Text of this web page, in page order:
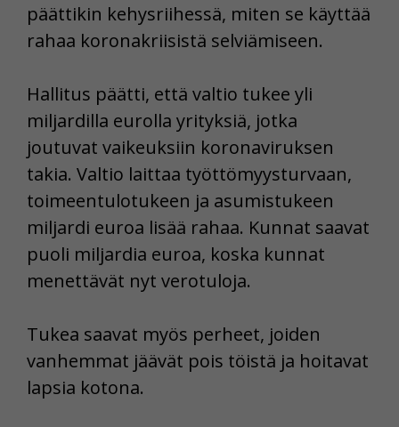
päättikin kehysriihessä, miten se käyttää
rahaa koronakriisistä selviämiseen.
Hallitus päätti, että valtio tukee yli
miljardilla eurolla yrityksiä, jotka
joutuvat vaikeuksiin koronaviruksen
takia. Valtio laittaa työttömyysturvaan,
toimeentulotukeen ja asumistukeen
miljardi euroa lisää rahaa. Kunnat saavat
puoli miljardia euroa, koska kunnat
menettävät nyt verotuloja.
Tukea saavat myös perheet, joiden
vanhemmat jäävät pois töistä ja hoitavat
lapsia kotona.